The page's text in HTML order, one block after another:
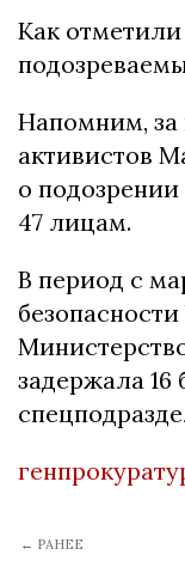
Как
Напомним, за
активистов
о
47 лицам.
В период с
задержала
← РАНЕЕ